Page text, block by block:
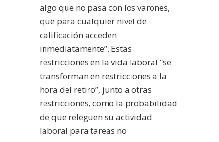
algo que no pasa con los varones,
que para cualquier nivel de
calificación acceden
inmediatamente”. Estas
restricciones en la vida laboral “se
transforman en restricciones a la
hora del retiro”, junto a otras
restricciones, como la probabilidad
de que releguen su actividad
laboral para tareas no